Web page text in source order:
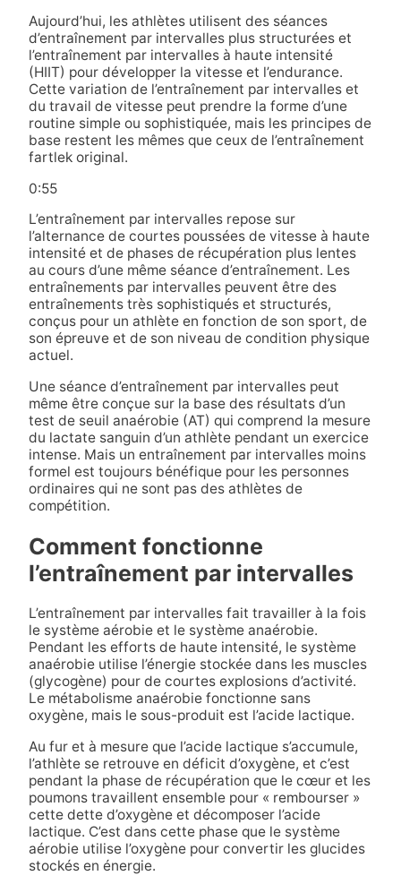
Aujourd’hui, les athlètes utilisent des séances
d’entraînement par intervalles plus structurées et
l’entraînement par intervalles à haute intensité
(HIIT) pour développer la vitesse et l’endurance.
Cette variation de l’entraînement par intervalles et
du travail de vitesse peut prendre la forme d’une
routine simple ou sophistiquée, mais les principes de
base restent les mêmes que ceux de l’entraînement
fartlek original.
0:55
L’entraînement par intervalles repose sur
l’alternance de courtes poussées de vitesse à haute
intensité et de phases de récupération plus lentes
au cours d’une même séance d’entraînement. Les
entraînements par intervalles peuvent être des
entraînements très sophistiqués et structurés,
conçus pour un athlète en fonction de son sport, de
son épreuve et de son niveau de condition physique
actuel.
Une séance d’entraînement par intervalles peut
même être conçue sur la base des résultats d’un
test de seuil anaérobie (AT) qui comprend la mesure
du lactate sanguin d’un athlète pendant un exercice
intense. Mais un entraînement par intervalles moins
formel est toujours bénéfique pour les personnes
ordinaires qui ne sont pas des athlètes de
compétition.
Comment fonctionne
l’entraînement par intervalles
L’entraînement par intervalles fait travailler à la fois
le système aérobie et le système anaérobie.
Pendant les efforts de haute intensité, le système
anaérobie utilise l’énergie stockée dans les muscles
(glycogène) pour de courtes explosions d’activité.
Le métabolisme anaérobie fonctionne sans
oxygène, mais le sous-produit est l’acide lactique.
Au fur et à mesure que l’acide lactique s’accumule,
l’athlète se retrouve en déficit d’oxygène, et c’est
pendant la phase de récupération que le cœur et les
poumons travaillent ensemble pour « rembourser »
cette dette d’oxygène et décomposer l’acide
lactique. C’est dans cette phase que le système
aérobie utilise l’oxygène pour convertir les glucides
stockés en énergie.